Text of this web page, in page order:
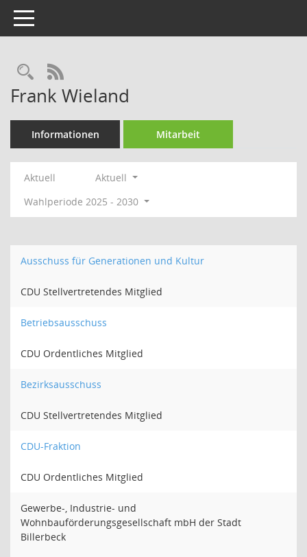
Toggle navigation
Rechercheauswahl
RSS-Feed
Frank Wieland
Informationen Mitarbeit
Aktuell
Aktuell
Wahlperiode 2025 - 2030
Ausschuss für Generationen und Kultur
CDU Stellvertretendes Mitglied
Betriebsausschuss
CDU Ordentliches Mitglied
Bezirksausschuss
CDU Stellvertretendes Mitglied
CDU-Fraktion
CDU Ordentliches Mitglied
Gewerbe-, Industrie- und
Wohnbauförderungsgesellschaft mbH der Stadt
Billerbeck